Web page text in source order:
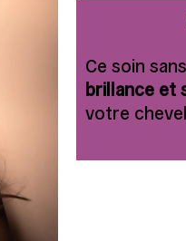
Ce soin
brillance et
votre